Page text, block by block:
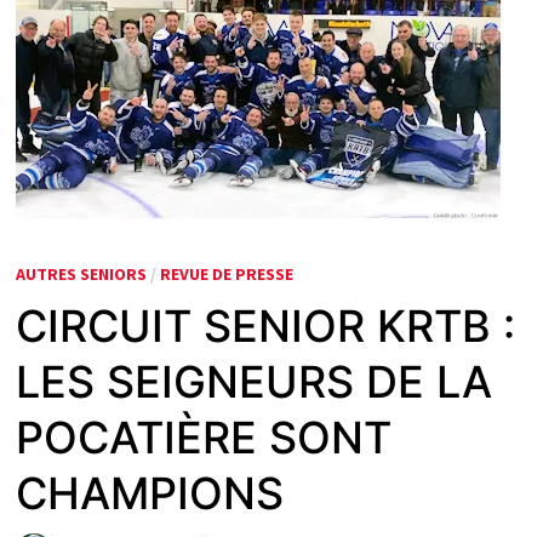
AUTRES SENIORS / REVUE DE PRESSE
CIRCUIT SENIOR KRTB :
LES SEIGNEURS DE LA
POCATIÈRE SONT
CHAMPIONS